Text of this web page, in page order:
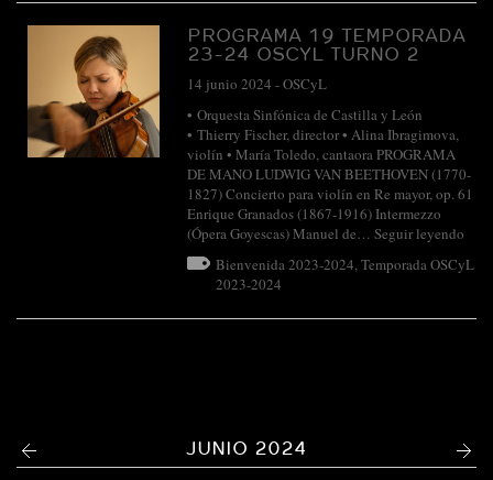
PROGRAMA 19 TEMPORADA
23-24 OSCYL TURNO 2
14 junio 2024 -OSCyL
• Orquesta Sinfónica de Castilla y León
• Thierry Fischer, director • Alina Ibragimova,
violín • María Toledo, cantaora PROGRAMA
DE MANO LUDWIG VAN BEETHOVEN (1770-
1827) Concierto para violín en Re mayor, op. 61
Enrique Granados (1867-1916) Intermezzo
(Ópera Goyescas) Manuel de… Seguir leyendo
Bienvenida 2023-2024,Temporada OSCyL
2023-2024
JUNIO 2024